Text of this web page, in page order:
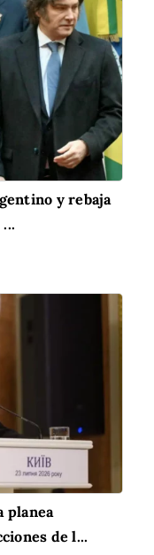
y rebaja
planea
de l...